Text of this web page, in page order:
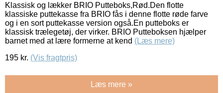
Klassisk og lækker BRIO Putteboks,Rød.Den flotte
klassiske puttekasse fra BRIO fås i denne flotte røde farve
og i en sort puttekasse version også.En putteboks er
klassisk trælegetøj, der virker. BRIO Putteboksen hjælper
barnet med at lære formerne at kend (Læs mere)
195 kr. (Vis fragtpris)
Læs mere »